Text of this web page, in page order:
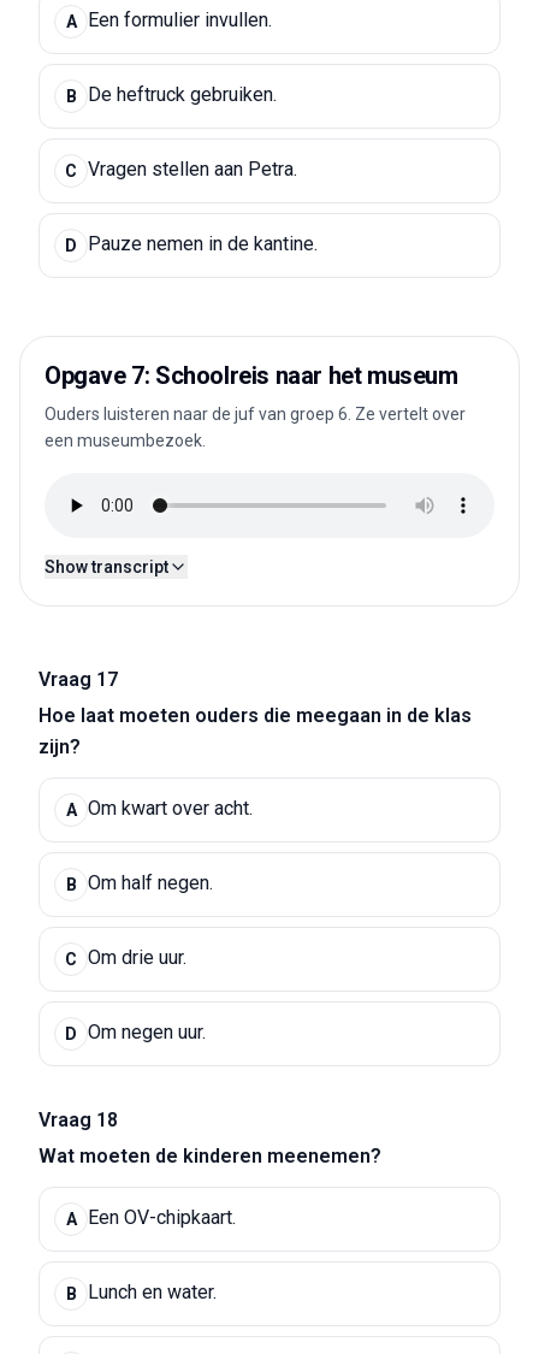
A Een formulier invullen.
B De heftruck gebruiken.
C Vragen stellen aan Petra.
D Pauze nemen in de kantine.
Opgave 7: Schoolreis naar het museum
Ouders luisteren naar de juf van groep 6. Ze vertelt over
een museumbezoek.
Show transcript
Vraag 17
Hoe laat moeten ouders die meegaan in de klas
zijn?
A Om kwart over acht.
B Om half negen.
C Om drie uur.
D Om negen uur.
Vraag 18
Wat moeten de kinderen meenemen?
A Een OV-chipkaart.
B Lunch en water.